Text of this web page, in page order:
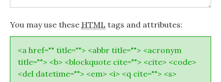
You may use these HTML tags and attributes:
<a href="" title=""> <abbr title=""> <acronym
title=""> <b> <blockquote cite=""> <cite> <code>
<del datetime=""> <em> <i> <q cite=""> <s>